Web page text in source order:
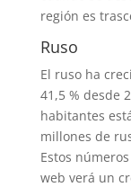
región es
Ruso
El ruso ha
41,5 % desde
habitantes
millones de
Estos
web verá un